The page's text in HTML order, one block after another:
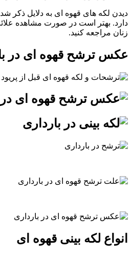
دیدن لکه های قهوه ای به دلایل ذکر
دارد. بهتر است در صورت مشاهده
زنان مراجعه کنید.
عکس ترشح قهوه ای در
انواع لکه بینی قهوه ای